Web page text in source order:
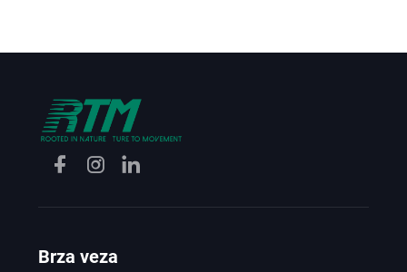
Brza veza